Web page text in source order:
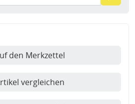
den Merkzettel
vergleichen